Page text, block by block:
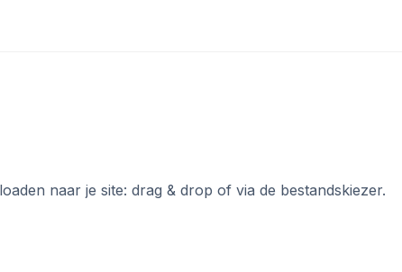
naar je site: drag & drop of via de bestandskiezer.